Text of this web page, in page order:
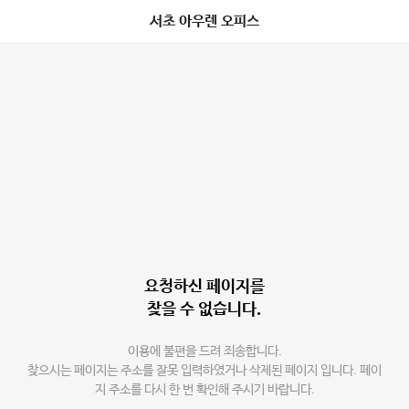
서초 아우렌 오피스
요청하신 페이지를
찾을 수 없습니다.
이용에 불편을 드려 죄송합니다.
찾으시는 페이지는 주소를 잘못 입력하였거나 삭제된 페이지 입니다. 페이
지 주소를 다시 한 번 확인해 주시기 바랍니다.